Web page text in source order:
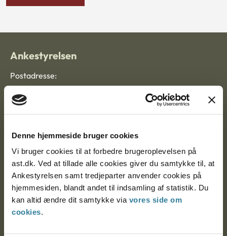
Denne hjemmeside bruger cookies
Vi bruger cookies til at forbedre brugeroplevelsen på
ast.dk. Ved at tillade alle cookies giver du samtykke til, at
Ankestyrelsen samt tredjeparter anvender cookies på
hjemmesiden, blandt andet til indsamling af statistik. Du
kan altid ændre dit samtykke via vores side om
cookies.
Ankestyrelsen
Postadresse:
Nytorv 7, 2. sal
Ankestyrelsen Aalborg
Ankestyrelsen København
EAN: 57 98 000 35 48 21